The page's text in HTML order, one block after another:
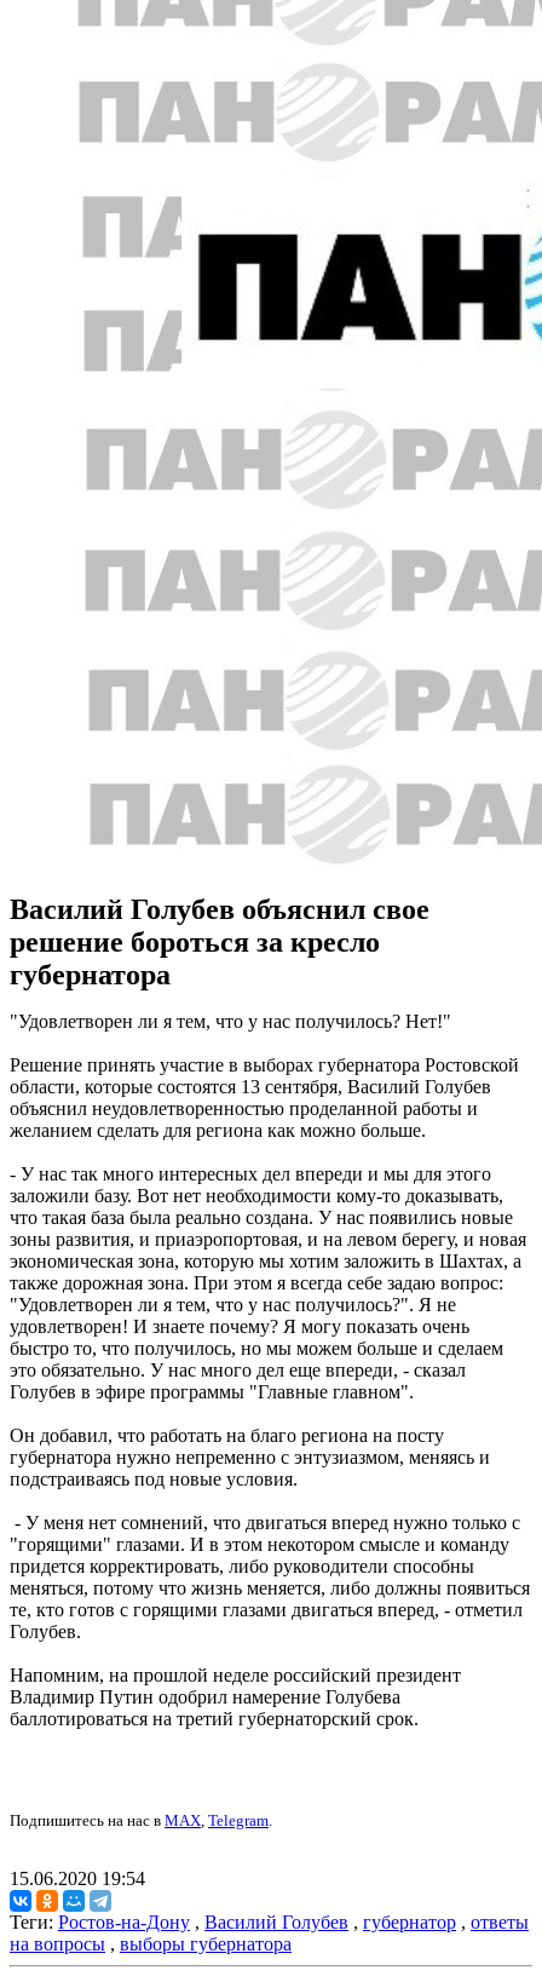
Василий Голубев объяснил свое
решение бороться за кресло
губернатора
"Удовлетворен ли я тем, что у нас получилось? Нет!"
Решение принять участие в выборах губернатора Ростовской
области, которые состоятся 13 сентября, Василий Голубев
объяснил неудовлетворенностью проделанной работы и
желанием сделать для региона как можно больше.
- У нас так много интересных дел впереди и мы для этого
заложили базу. Вот нет необходимости кому-то доказывать,
что такая база была реально создана. У нас появились новые
зоны развития, и приаэропортовая, и на левом берегу, и новая
экономическая зона, которую мы хотим заложить в Шахтах, а
также дорожная зона. При этом я всегда себе задаю вопрос:
"Удовлетворен ли я тем, что у нас получилось?". Я не
удовлетворен! И знаете почему? Я могу показать очень
быстро то, что получилось, но мы можем больше и сделаем
это обязательно. У нас много дел еще впереди, - сказал
Голубев в эфире программы "Главные главном".
Он добавил, что работать на благо региона на посту
губернатора нужно непременно с энтузиазмом, меняясь и
подстраиваясь под новые условия.
- У меня нет сомнений, что двигаться вперед нужно только с
"горящими" глазами. И в этом некотором смысле и команду
придется корректировать, либо руководители способны
меняться, потому что жизнь меняется, либо должны появиться
те, кто готов с горящими глазами двигаться вперед, - отметил
Голубев.
Напомним, на прошлой неделе российский президент
Владимир Путин одобрил намерение Голубева
баллотироваться на третий губернаторский срок.
Подпишитесь на нас в MAX, Telegram.
15.06.2020 19:54
Теги: Ростов-на-Дону , Василий Голубев , губернатор , ответы
на вопросы , выборы губернатора